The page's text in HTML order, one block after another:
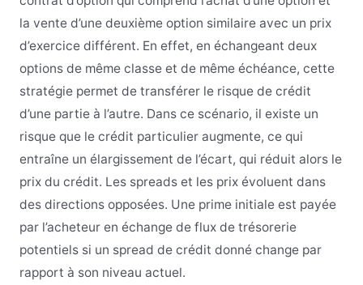
la vente d’une deuxième option similaire avec un prix
d’exercice différent. En effet, en échangeant deux
options de même classe et de même échéance, cette
stratégie permet de transférer le risque de crédit
d’une partie à l’autre. Dans ce scénario, il existe un
risque que le crédit particulier augmente, ce qui
entraîne un élargissement de l’écart, qui réduit alors le
prix du crédit. Les spreads et les prix évoluent dans
des directions opposées. Une prime initiale est payée
par l’acheteur en échange de flux de trésorerie
potentiels si un spread de crédit donné change par
rapport à son niveau actuel.